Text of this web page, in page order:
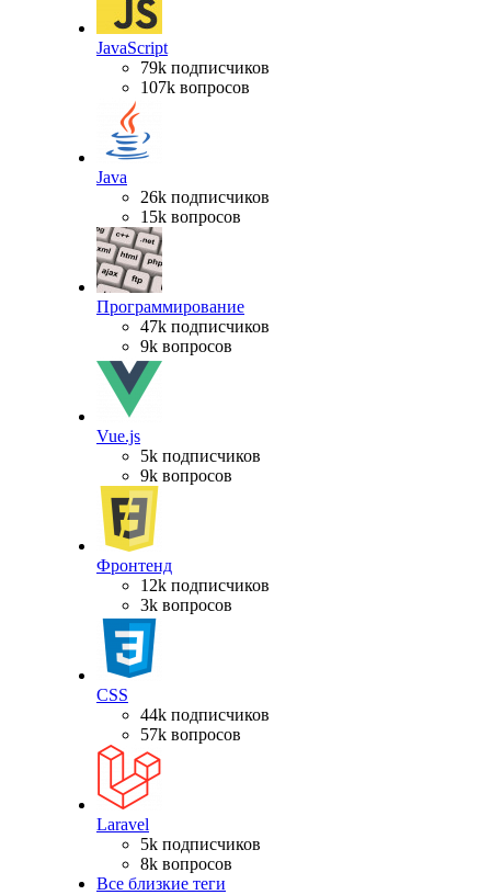
JavaScript
79k подписчиков
107k вопросов
Java
26k подписчиков
15k вопросов
Программирование
47k подписчиков
9k вопросов
Vue.js
5k подписчиков
9k вопросов
Фронтенд
12k подписчиков
3k вопросов
CSS
44k подписчиков
57k вопросов
Laravel
5k подписчиков
8k вопросов
Все близкие теги